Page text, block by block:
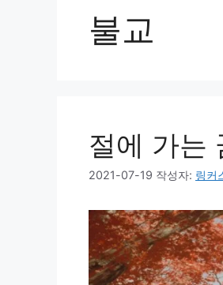
불교
절에 가는
2021-07-19 작성자: 링커